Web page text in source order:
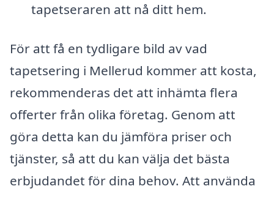
tapetseraren att nå ditt hem.
För att få en tydligare bild av vad
tapetsering i Mellerud kommer att kosta,
rekommenderas det att inhämta flera
offerter från olika företag. Genom att
göra detta kan du jämföra priser och
tjänster, så att du kan välja det bästa
erbjudandet för dina behov. Att använda